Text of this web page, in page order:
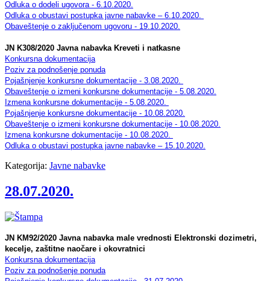
Odluka o dodeli ugovora - 6.10.2020.
Odluka o obustavi postupka javne nabavke – 6.10.2020.
Obaveštenje o zaključenom ugovoru - 19.10.2020.
JN K308/2020 Javna nabavka Kreveti i natkasne
Konkursna dokumentacija
Poziv za podnošenje ponuda
Pojašnjenje konkursne dokumentacije - 3.08.2020.
Obaveštenje o izmeni konkursne dokumentacije - 5.08.2020.
Izmena konkursne dokumentacije - 5.08.2020.
Pojašnjenje konkursne dokumentacije - 10.08.2020.
Obaveštenje o izmeni konkursne dokumentacije - 10.08.2020.
Izmena konkursne dokumentacije - 10.08.2020.
Odluka o obustavi postupka javne nabavke – 15.10.2020.
Kategorija: Javne nabavke
28.07.2020.
JN KM92/2020 Javna nabavka male vrednosti Elektronski dozimetri,
kecelje, zaštitne naočare i okovratnici
Konkursna dokumentacija
Poziv za podnošenje ponuda